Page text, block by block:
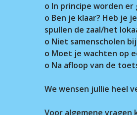
o In principe worden
o Ben je klaar? Heb je
spullen de zaal/het
o Niet samenscholen
o Moet je wachten op
o Na afloop van de
We wensen jullie heel
Voor algemene